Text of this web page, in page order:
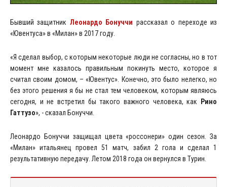
Бывший защитник Леонардо Бонуччи рассказал о переходе из
«Ювентуса» в «Милан» в 2017 году.
«Я сделал выбор, с которым некоторые люди не согласны, но в тот
момент мне казалось правильным покинуть место, которое я
считал своим домом, – «Ювентус». Конечно, это было нелегко, но
без этого решения я бы не стал тем человеком, которым являюсь
сегодня, и не встретил бы такого важного человека, как
Рино
Гаттузо», - сказал Бонуччи.
Леонардо Бонуччи защищал цвета «россонери» один сезон. За
«Милан» итальянец провел 51 матч, забил 2 гола и сделал 1
результативную передачу. Летом 2018 года он вернулся в Турин.